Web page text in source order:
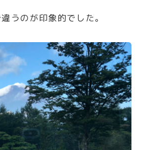
うのが印象的でした。